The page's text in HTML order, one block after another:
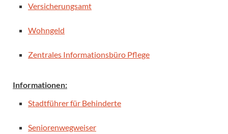
Versicherungsamt
Wohngeld
Zentrales Informationsbüro Pflege
Informationen:
Stadtführer für Behinderte
Seniorenwegweiser